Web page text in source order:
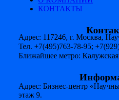
КОНТАКТЫ
Адрес: 117246, г. Москва,
Тел. +7(495)763-78-95;
Ближайшее метро: Калужская
Адрес: Бизнес-центр
этаж 9.